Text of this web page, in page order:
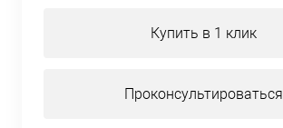
Купить в 1 клик
Проконсультироваться